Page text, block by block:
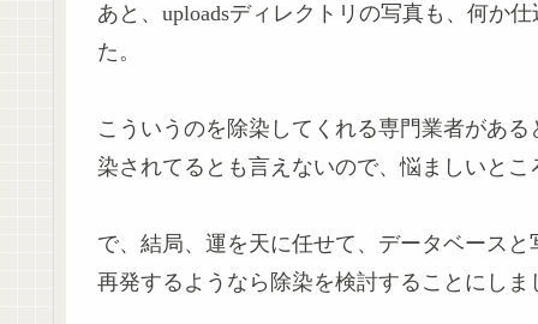
あと、uploadsディレクトリの写真も、何か
た。
こういうのを除染してくれる専門業者があ
染されてるとも言えないので、悩ましいとこ
で、結局、運を天に任せて、データベースと
再発するようなら除染を検討することにしま